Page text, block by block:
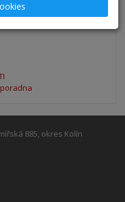
885, okres Kolín